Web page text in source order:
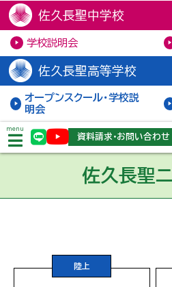
佐久長聖中学校
学校説明会
佐久長聖高等学校
オープンスクール・学校説
明会
menu
資料請求・お問い合わせ
佐久長聖
陸上